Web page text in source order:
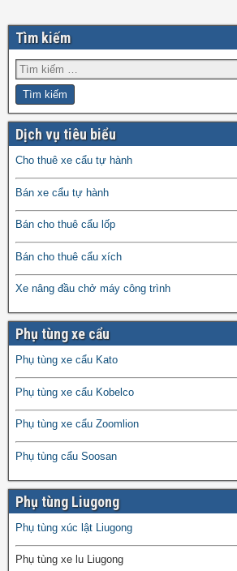
Tìm kiếm
Dịch vụ tiêu biểu
Cho thuê xe cẩu tự hành
Bán xe cẩu tự hành
Bán cho thuê cẩu lốp
Bán cho thuê cẩu xích
Xe nâng đầu chở máy công trình
Phụ tùng xe cẩu
Phụ tùng xe cẩu Kato
Phụ tùng xe cẩu Kobelco
Phụ tùng xe cẩu Zoomlion
Phụ tùng cẩu Soosan
Phụ tùng Liugong
Phụ tùng xúc lật Liugong
Phụ tùng xe lu Liugong